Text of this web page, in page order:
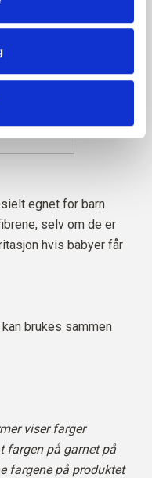
egnet for barn
selv om de er
hvis babyer får
brukes sammen
viser farger
fargen på garnet på
fargene på produktet